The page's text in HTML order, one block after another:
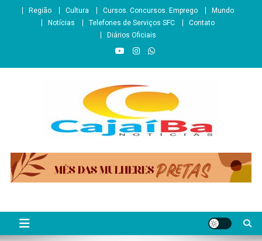
Região Cultura Cursos. Concursos. Emprego
Mundo
Notícias
Telefones de Serviços SFC
Contato
Diários Oficiais
CajaíbaNotícias